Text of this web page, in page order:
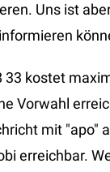
Uns ist
kostet
Vorwahl
mit "apo"
erreichbar.